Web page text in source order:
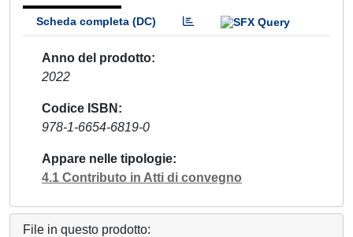
Scheda completa (DC)
Anno del prodotto
2022
Codice ISBN
978-1-6654-6819-0
Appare nelle tipologie
4.1 Contributo in Atti di convegno
File in questo prodotto: